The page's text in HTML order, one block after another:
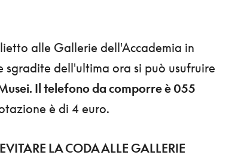
alle Gallerie dell'Accademia in
sgradite dell'ultima ora si può usufruire
Il telefono da comporre è 055
è di 4 euro.
LA CODA ALLE GALLERIE